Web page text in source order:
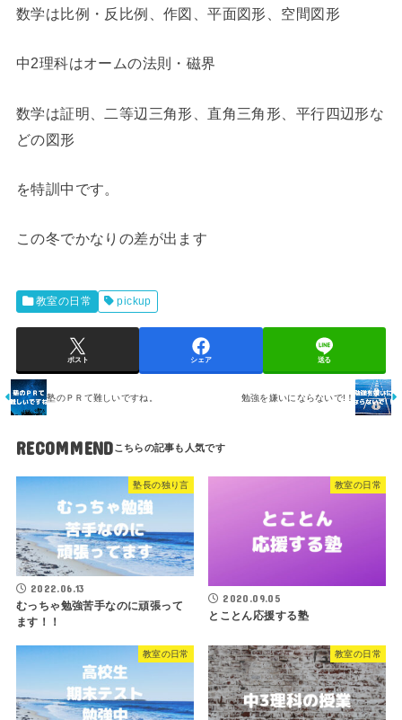
数学は比例・反比例、作図、平面図形、空間図形
中2理科はオームの法則・磁界
数学は証明、二等辺三角形、直角三角形、平行四辺形な
どの図形
を特訓中です。
この冬でかなりの差が出ます
教室の日常 pickup
ポスト シェア 送る
塾のＰＲて難しいですね。 勉強を嫌いにならないで!！
RECOMMEND
塾長の独り言
2022.06.13
むっちゃ勉強苦手なのに頑張って
ます！！
教室の日常
2020.09.05
とことん応援する塾
教室の日常 教室の日常